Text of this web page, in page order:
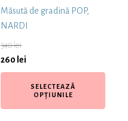
Măsută de gradină POP,
NARDI
340lei
260 lei
SELECTEAZĂ
OPȚIUNILE